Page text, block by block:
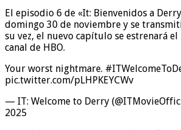
El episodio 6 de «It: Bienvenidos a
domingo 30 de noviembre y se
su vez, el nuevo capítulo se estrenará
canal de HBO.
Your worst nightmare.
pic.twitter.com/pLHPKEYCWv
— IT: Welcome to Derry
2025